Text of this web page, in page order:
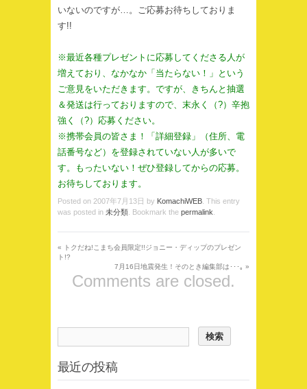
いないのですが…。ご応募お待ちしておりま
す!!
※最近各種プレゼントに応募してくださる人が
増えており、なかなか「当たらない！」という
ご意見をいただきます。ですが、きちんと抽選
＆発送は行っておりますので、末永く（?）辛抱
強く（?）応募ください。
※携帯会員の皆さま！「詳細登録」（住所、電
話番号など）を登録されていない人が多いで
す。もったいない！ぜひ登録してからの応募。
お待ちしております。
Posted on 2007年7月13日 by KomachiWEB . This entry
was posted in 未分類 . Bookmark the permalink
« トクだね!こまち会員限定!!ジョニー・ディップのプレゼン
ト!?
7月16日地震発生！そのとき編集部は･･･｡ »
Comments are closed.
最近の投稿